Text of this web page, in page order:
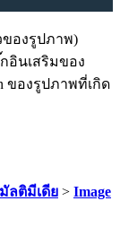
อินเสริมของ
ของรูปภาพที่เกิด
ลติมีเดีย > Image